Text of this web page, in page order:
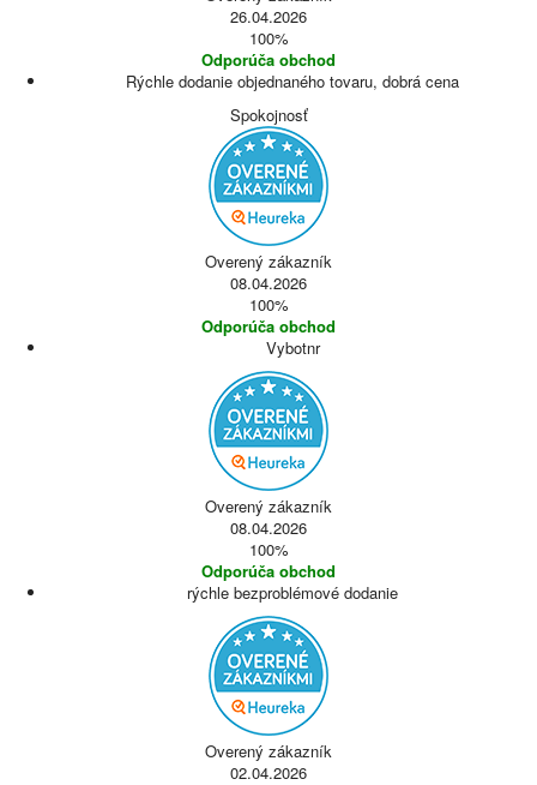
26.04.2026
100%
Odporúča obchod
Rýchle dodanie objednaného tovaru, dobrá cena
Spokojnosť
Overený zákazník
08.04.2026
100%
Odporúča obchod
Vybotnr
Overený zákazník
08.04.2026
100%
Odporúča obchod
rýchle bezproblémové dodanie
Overený zákazník
02.04.2026